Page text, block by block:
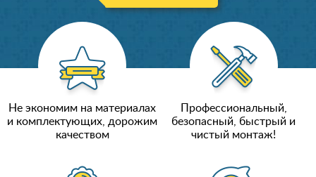
Не экономим на материалах
и комплектующих, дорожим
качеством
Профессиональный,
безопасный, быстрый и
чистый монтаж!